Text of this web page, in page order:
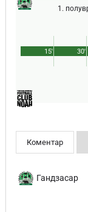
1.
15' 30'
Коментар
Гандзасар